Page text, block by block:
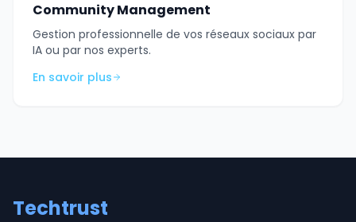
Community Management
Gestion professionnelle de vos réseaux sociaux par
IA ou par nos experts.
En savoir plus
Techtrust